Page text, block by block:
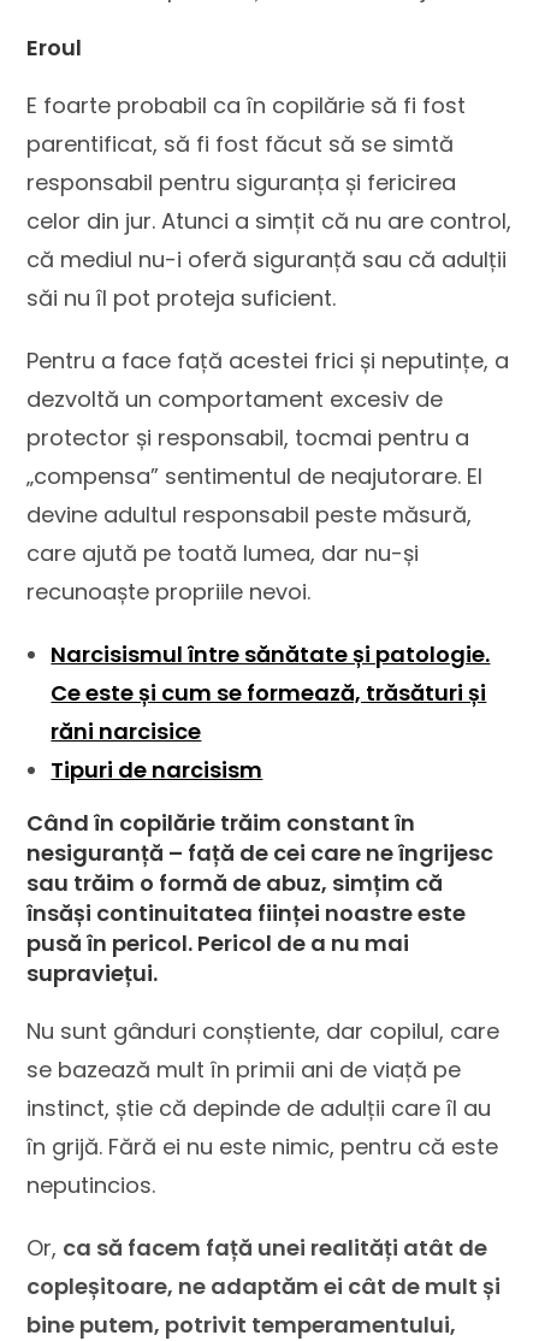
Eroul
E foarte probabil ca în copilărie să fi fost
parentificat, să fi fost făcut să se simtă
responsabil pentru siguranța și fericirea
celor din jur. Atunci a simțit că nu are control,
că mediul nu-i oferă siguranță sau că adulții
săi nu îl pot proteja suficient.
Pentru a face față acestei frici și neputințe, a
dezvoltă un comportament excesiv de
protector și responsabil, tocmai pentru a
„compensa” sentimentul de neajutorare. El
devine adultul responsabil peste măsură,
care ajută pe toată lumea, dar nu-și
recunoaște propriile nevoi.
Narcisismul între sănătate și patologie.
Ce este și cum se formează, trăsături și
răni narcisice
Tipuri de narcisism
Când în copilărie trăim constant în
nesiguranță – față de cei care ne îngrijesc
sau trăim o formă de abuz, simțim că
însăși continuitatea ființei noastre este
pusă în pericol. Pericol de a nu mai
supraviețui.
Nu sunt gânduri conștiente, dar copilul, care
se bazează mult în primii ani de viață pe
instinct, știe că depinde de adulții care îl au
în grijă. Fără ei nu este nimic, pentru că este
neputincios.
Or, ca să facem față unei realități atât de
copleșitoare, ne adaptăm ei cât de mult și
bine putem, potrivit temperamentului,